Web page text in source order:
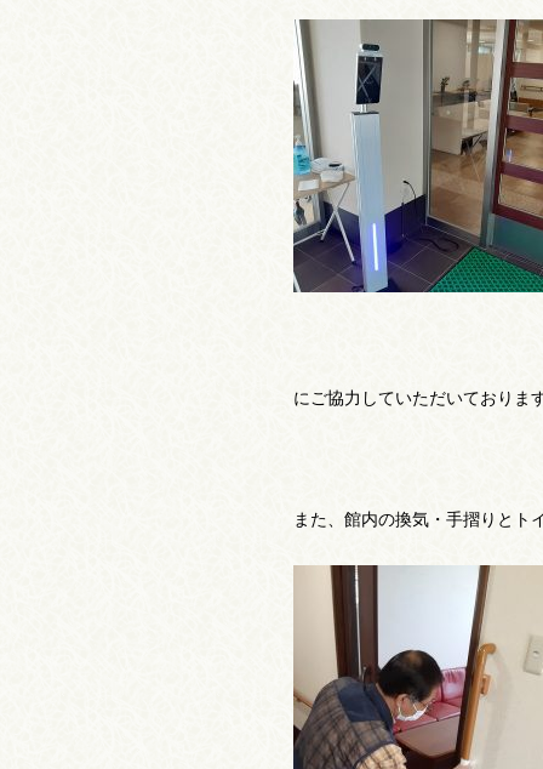
にご協力していただいておりま
また、館内の換気・手摺りとト